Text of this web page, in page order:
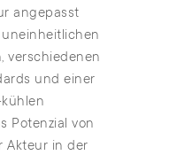
angepasst
verschiedenen
und einer
Potenzial von
Akteur in der